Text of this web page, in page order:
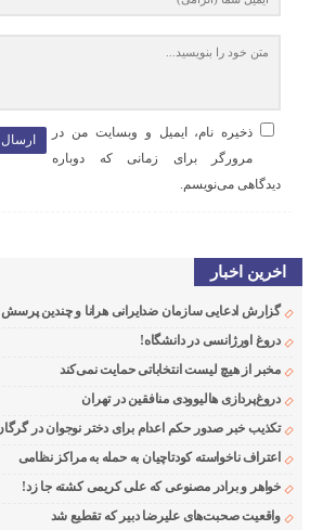
ذخیره نام، ایمیل و وبسایت من در
مرورگر برای زمانی که دوباره
دیدگاهی می‌نویسم.
اخرین اخبار
گزارش ادعایی سازمان ضدایرانی هرانا و چندین
دروغ اورژانسی در دانشگاه!
مخبر از هیچ لیست انتخاباتی حمایت نمی‌کند
دروغ‌پردازی هالیوودی منافقین در تهران
تکذیب خبر صدور حکم اعدام برای دختر نوجوان در
اعتراف ناخواسته کودتاچیان به حمله به مراکز نظامی
خواهر و برادر مصنوعی که علی کریمی کشته جا زد!
واقعیت صحبت‌های علیرضا دبیر که تقطیع شد